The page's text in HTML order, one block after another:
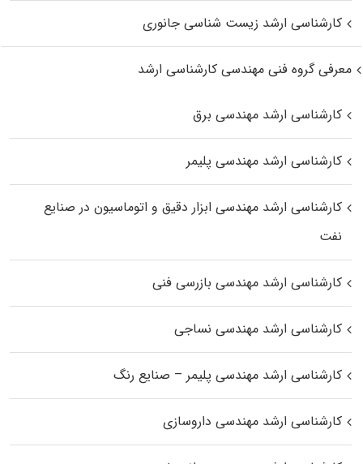
کارشناسی ارشد زیست‌ شناسی جانوری
معرفی گروه فنی مهندسی کارشناسی ارشد
کارشناسی ارشد مهندسی برق
کارشناسی ارشد مهندسی پلیمر
کارشناسی ارشد مهندسی ابزار دقیق و اتوماسیون در صنایع
نفت
کارشناسی ارشد مهندسی بازرسی فنی
کارشناسی ارشد مهندسی نساجی
کارشناسی ارشد مهندسی پلیمر – صنایع رنگ
کارشناسی ارشد مهندسی داروسازی